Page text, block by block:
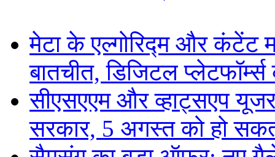
मेटा के एल्गोरिद्म और कंटेंट
बातचीत, डिजिटल प्लेटफॉर्म्स
सीएसएएम और व्हाट्सएप
सरकार, 5 अगस्त को हो